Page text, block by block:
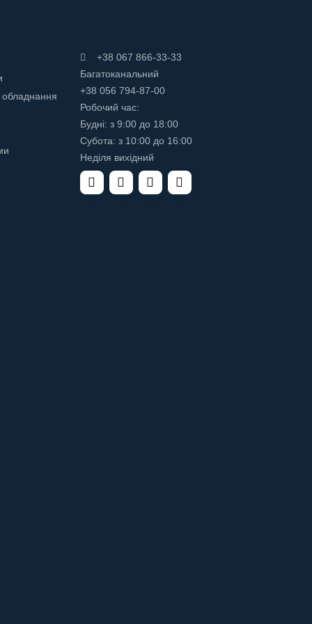
+38 067 866-33-33
Багатоканальний
+38 056 794-87-00
Робочий час:
Будні: з 9:00 до 18:00
Субота: з 10:00 до 16:00
Неділя вихідний